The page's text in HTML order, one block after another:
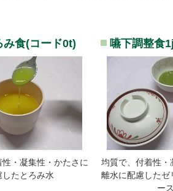
み食(コード0t)
・凝集性・かたさに
したとろみ水
嚥下調整食1j
均質で、付着性・
離水に配慮したゼ
ー